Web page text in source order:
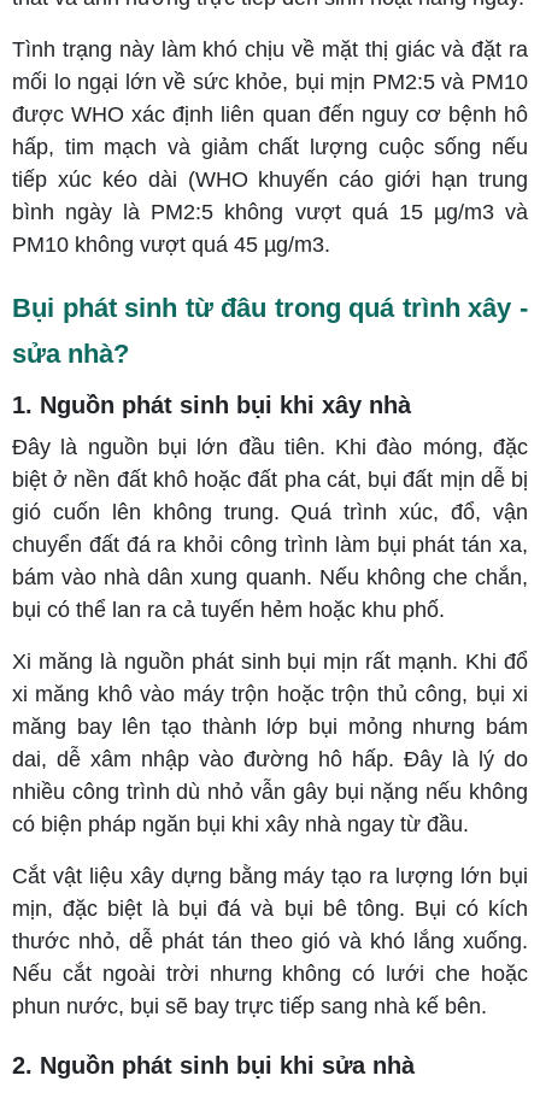
Tình trạng này làm khó chịu về mặt thị giác và đặt ra
mối lo ngại lớn về sức khỏe, bụi mịn PM2:5 và PM10
được WHO xác định liên quan đến nguy cơ bệnh hô
hấp, tim mạch và giảm chất lượng cuộc sống nếu
tiếp xúc kéo dài (WHO khuyến cáo giới hạn trung
bình ngày là PM2:5 không vượt quá 15 µg/m3 và
PM10 không vượt quá 45 µg/m3.
Bụi phát sinh từ đâu trong quá trình xây -
sửa nhà?
1. Nguồn phát sinh bụi khi xây nhà
Đây là nguồn bụi lớn đầu tiên. Khi đào móng, đặc
biệt ở nền đất khô hoặc đất pha cát, bụi đất mịn dễ bị
gió cuốn lên không trung. Quá trình xúc, đổ, vận
chuyển đất đá ra khỏi công trình làm bụi phát tán xa,
bám vào nhà dân xung quanh. Nếu không che chắn,
bụi có thể lan ra cả tuyến hẻm hoặc khu phố.
Xi măng là nguồn phát sinh bụi mịn rất mạnh. Khi đổ
xi măng khô vào máy trộn hoặc trộn thủ công, bụi xi
măng bay lên tạo thành lớp bụi mỏng nhưng bám
dai, dễ xâm nhập vào đường hô hấp. Đây là lý do
nhiều công trình dù nhỏ vẫn gây bụi nặng nếu không
có biện pháp ngăn bụi khi xây nhà ngay từ đầu.
Cắt vật liệu xây dựng bằng máy tạo ra lượng lớn bụi
mịn, đặc biệt là bụi đá và bụi bê tông. Bụi có kích
thước nhỏ, dễ phát tán theo gió và khó lắng xuống.
Nếu cắt ngoài trời nhưng không có lưới che hoặc
phun nước, bụi sẽ bay trực tiếp sang nhà kế bên.
2. Nguồn phát sinh bụi khi sửa nhà